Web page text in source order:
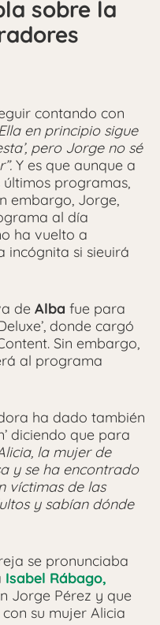
sobre la
contando con
en principio sigue
pero Jorge no sé
Y es que aunque a
programas,
embargo, Jorge,
al día
ha vuelto a
incógnita si sieuirá
de Alba fue para
donde cargó
Sin embargo,
al programa
ha dado también
diciendo que para
la mujer de
y se ha encontrado
víctimas de las
y sabían dónde
se pronunciaba
Isabel Rábago,
Jorge Pérez y que
su mujer Alicia